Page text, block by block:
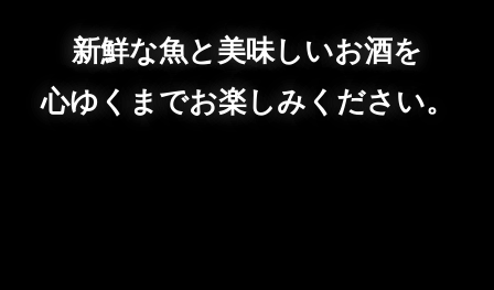
新鮮な魚と美味しいお酒を
心ゆくまでお楽しみください。